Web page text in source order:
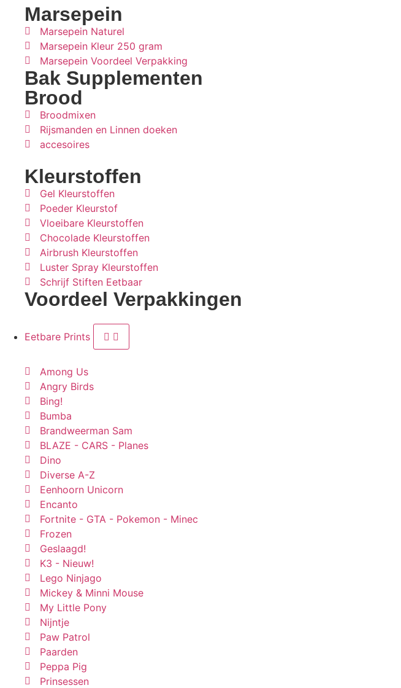
Marsepein
Marsepein Naturel
Marsepein Kleur 250 gram
Marsepein Voordeel Verpakking
Bak Supplementen
Brood
Broodmixen
Rijsmanden en Linnen doeken
accesoires
Kleurstoffen
Gel Kleurstoffen
Poeder Kleurstof
Vloeibare Kleurstoffen
Chocolade Kleurstoffen
Airbrush Kleurstoffen
Luster Spray Kleurstoffen
Schrijf Stiften Eetbaar
Voordeel Verpakkingen
Eetbare Prints
Among Us
Angry Birds
Bing!
Bumba
Brandweerman Sam
BLAZE - CARS - Planes
Dino
Diverse A-Z
Eenhoorn Unicorn
Encanto
Fortnite - GTA - Pokemon - Minec
Frozen
Geslaagd!
K3 - Nieuw!
Lego Ninjago
Mickey & Minni Mouse
My Little Pony
Nijntje
Paw Patrol
Paarden
Peppa Pig
Prinsessen